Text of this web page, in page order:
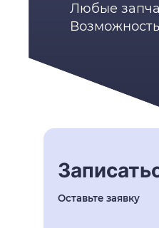
Любые
Оставьте заявку